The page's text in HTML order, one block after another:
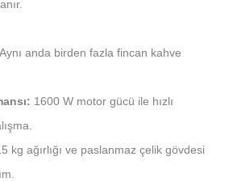
Aynı anda birden fazla fincan kahve
1600 W motor gücü ile hızlı
kg ağırlığı ve paslanmaz çelik gövdesi